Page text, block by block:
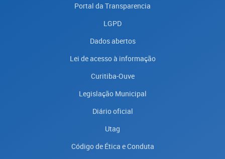
Portal da Transparencia
LGPD
Dados abertos
Lei de acesso à informação
Curitiba-Ouve
Legislação Municipal
Diário oficial
Utag
Código de Ética e Conduta